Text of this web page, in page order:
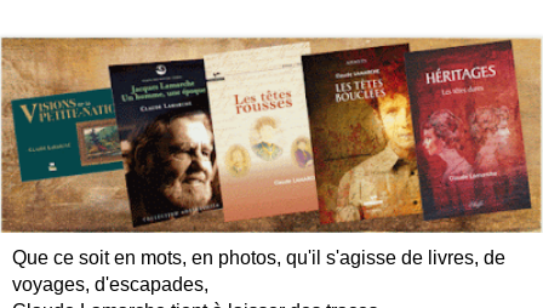
Que ce soit en mots, en photos, qu'il s'agisse de livres, de
voyages, d'escapades,